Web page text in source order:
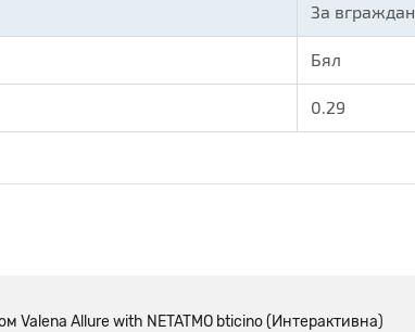
За
Бял
0.29
Valena Allure with NETATMO bticino (Интерактивна)